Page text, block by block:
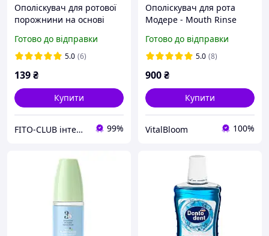
Ополіскувач для ротової
порожнини на основі
Homeopathic 500 мл
Готово до відправки
5.0 (6)
139₴
Купити
FITO-CLUB інтернет-магазин 99%
Ополіскувач для рота
Модере - Mouth Rinse
Готово до відправки
5.0 (8)
900₴
Купити
VitalBloom 100%